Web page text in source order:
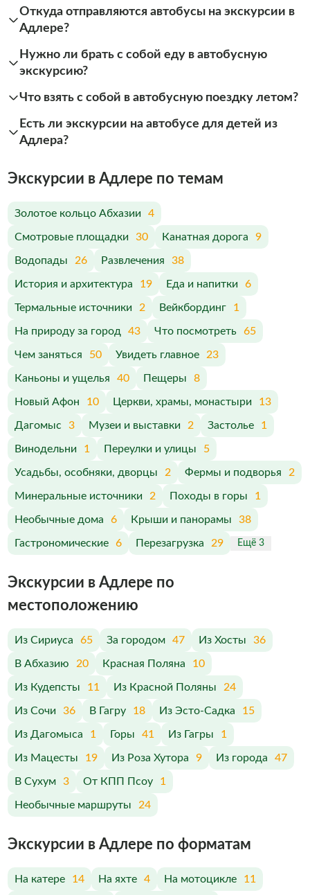
Откуда отправляются автобусы на экскурсии в
Адлере?
Нужно ли брать с собой еду в автобусную
экскурсию?
Что взять с собой в автобусную поездку летом?
Есть ли экскурсии на автобусе для детей из
Адлера?
Экскурсии в Адлере по темам
Золотое кольцо Абхазии 4
Смотровые площадки 30 Канатная дорога 9
Водопады 26 Развлечения 38
История и архитектура 19 Еда и напитки 6
Термальные источники 2 Вейкбординг 1
На природу за город 43 Что посмотреть 65
Чем заняться 50 Увидеть главное 23
Каньоны и ущелья 40 Пещеры 8
Новый Афон 10 Церкви, храмы, монастыри 13
Дагомыс 3 Музеи и выставки 2 Застолье 1
Винодельни 1 Переулки и улицы 5
Усадьбы, особняки, дворцы 2 Фермы и подворья 2
Минеральные источники 2 Походы в горы 1
Необычные дома 6 Крыши и панорамы 38
Гастрономические 6 Перезагрузка 29 Ещё 3
Экскурсии в Адлере по
меcтоположению
Из Сириуса 65 За городом 47 Из Хосты 36
В Абхазию 20 Красная Поляна 10
Из Кудепсты 11 Из Красной Поляны 24
Из Сочи 36 В Гагру 18 Из Эсто-Садка 15
Из Дагомыса 1 Горы 41 Из Гагры 1
Из Мацесты 19 Из Роза Хутора 9 Из города 47
В Сухум 3 От КПП Псоу 1
Необычные маршруты 24
Экскурсии в Адлере по форматам
На катере 14 На яхте 4 На мотоцикле 11